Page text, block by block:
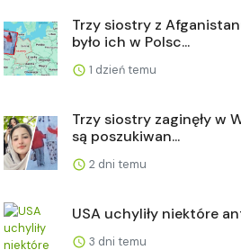
Trzy siostry z
było ich w Polsc...
1 dzień temu
Trzy siostry zaginęły w
są poszukiwan...
2 dni temu
USA uchyliły niektóre
3 dni temu